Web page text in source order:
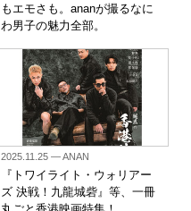
もエモさも。ananが撮るなに
わ男子の魅力全部。
2025.11.25— ANAN
『トワイライト・ウォリアー
ズ 決戦！九龍城砦』等、一冊